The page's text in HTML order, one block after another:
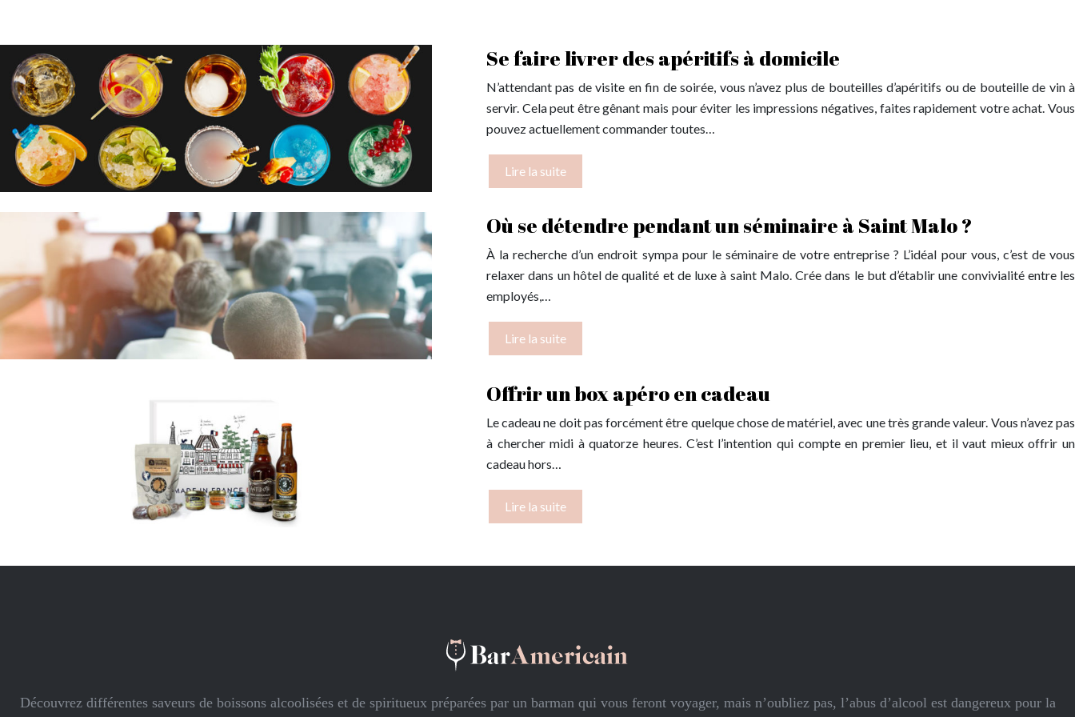
Se faire livrer des apéritifs à domicile
N’attendant pas de visite en fin de soirée, vous n’avez plus de bouteilles d’apéritifs ou de bouteille de vin à
servir. Cela peut être gênant mais pour éviter les impressions négatives, faites rapidement votre achat. Vous
pouvez actuellement commander toutes…
Lire la suite
Où se détendre pendant un séminaire à Saint Malo ?
À la recherche d’un endroit sympa pour le séminaire de votre entreprise ? L’idéal pour vous, c’est de vous
relaxer dans un hôtel de qualité et de luxe à saint Malo. Crée dans le but d’établir une convivialité entre les
employés,…
Lire la suite
Offrir un box apéro en cadeau
Le cadeau ne doit pas forcément être quelque chose de matériel, avec une très grande valeur. Vous n’avez pas
à chercher midi à quatorze heures. C’est l’intention qui compte en premier lieu, et il vaut mieux offrir un
cadeau hors…
Lire la suite
Découvrez différentes saveurs de boissons alcoolisées et de spiritueux préparées par un barman qui vous feront voyager, mais n’oubliez pas, l’abus d’alcool est dangereux pour la